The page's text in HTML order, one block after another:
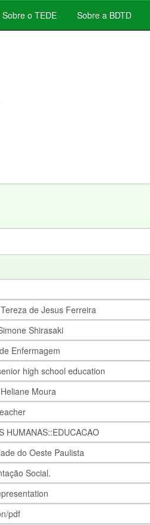
Sobre o TEDE Sobre a BDTD